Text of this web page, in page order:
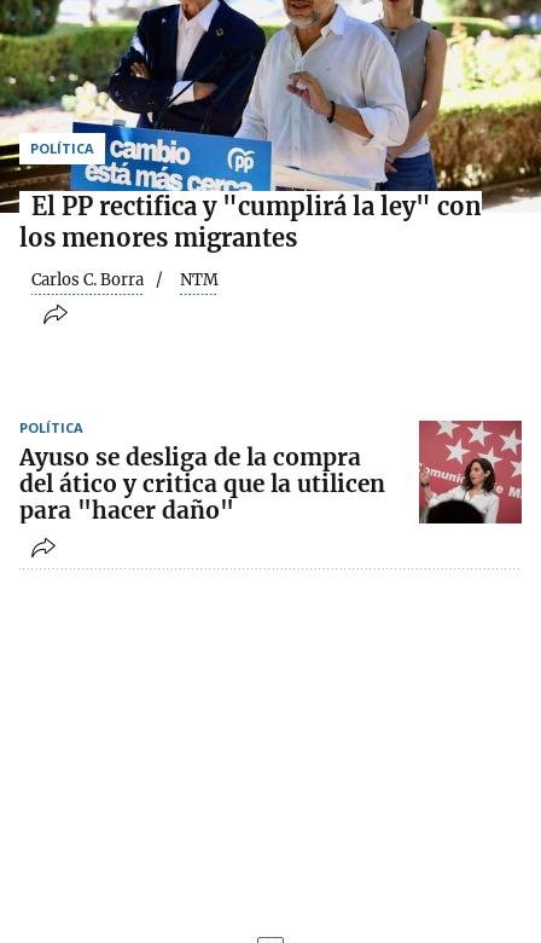
POLÍTICA
El PP rectifica y "cumplirá la ley" con
los menores migrantes
Carlos C. Borra NTM
POLÍTICA
Ayuso se desliga de la compra
del ático y critica que la utilicen
para "hacer daño"